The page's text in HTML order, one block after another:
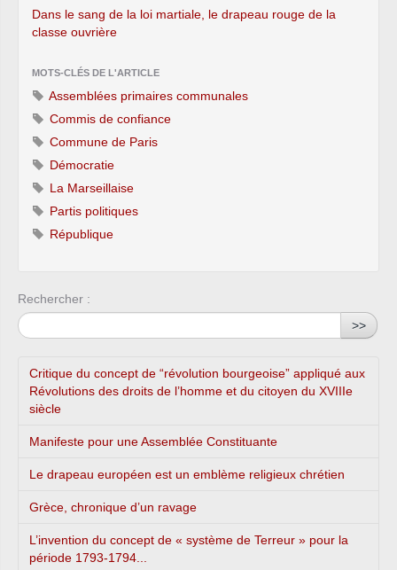
Dans le sang de la loi martiale, le drapeau rouge de la
classe ouvrière
MOTS-CLÉS DE L'ARTICLE
Assemblées primaires communales
Commis de confiance
Commune de Paris
Démocratie
La Marseillaise
Partis politiques
République
Rechercher :
>>
Critique du concept de “révolution bourgeoise” appliqué aux
Révolutions des droits de l’homme et du citoyen du XVIIIe
siècle
Manifeste pour une Assemblée Constituante
Le drapeau européen est un emblème religieux chrétien
Grèce, chronique d’un ravage
L’invention du concept de « système de Terreur » pour la
période 1793-1794...